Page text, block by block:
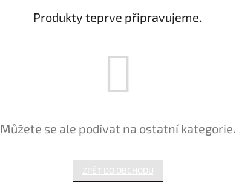
Produkty teprve připravujeme.
Můžete se ale podívat na ostatní kategorie.
ZPĚT DO OBCHODU